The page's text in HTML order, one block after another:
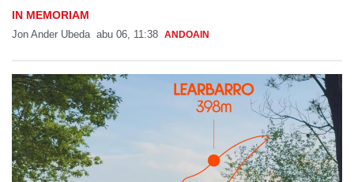
IN MEMORIAM
Jon Ander Ubeda abu 06, 11:38 ANDOAIN